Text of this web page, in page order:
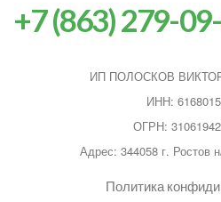
+7 (863) 279-
ИП ПОЛОСКОВ
ИНН:
ОГРН:
Адрес: 344058 г. Ростов
Политика